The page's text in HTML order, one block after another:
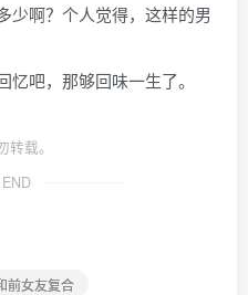
少啊？个人觉得，这样的男
吧，那够回味一生了。
载。
前女友复合